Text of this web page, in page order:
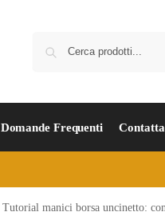
Domande Frequenti
Tutorial manici borsa uncinetto: